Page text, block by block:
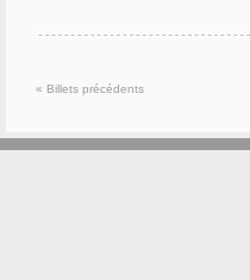
« Billets précédents